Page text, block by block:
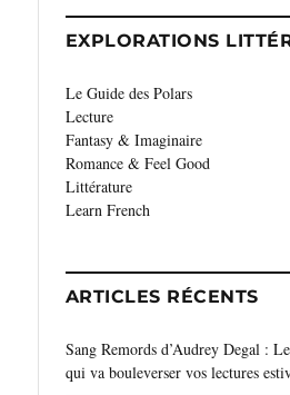
EXPLORATIONS
Le Guide des Polars
Lecture
Fantasy & Imaginaire
Romance & Feel Good
Littérature
Learn French
ARTICLES RÉCENTS
Sang Remords d’Audrey Degal :
qui va bouleverser vos lectures